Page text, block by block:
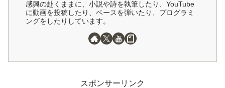
感興の赴くままに、小説や詩を執筆したり、YouTube
に動画を投稿したり、ベースを弾いたり、プログラミ
ングをしたりしています。
スポンサーリンク